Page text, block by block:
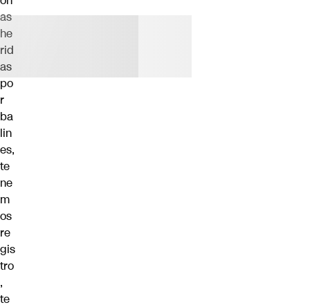
as
he
rid
as
po
r
ba
lin
es,
te
ne
m
os
re
gis
tro
,
te